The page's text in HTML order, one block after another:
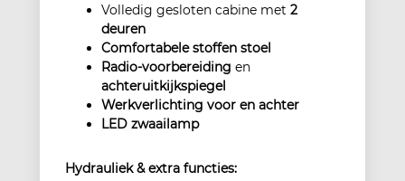
Volledig gesloten cabine met 2
deuren
Comfortabele stoffen stoel
Radio-voorbereiding en
achteruitkijkspiegel
Werkverlichting voor en achter
LED zwaailamp
Hydrauliek & extra functies: